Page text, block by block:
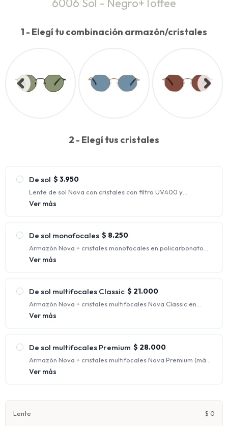
6006 Sol - Negro+Toffee
1 - Elegí tu combinación armazón/cristales
2 - Elegí tus cristales
De sol $ 3.950
Lente de sol Nova con cristales con filtro UV400 y
polarizados.
Ver más
De sol monofocales $ 8.250
Armazón Nova + cristales monofocales en policarbonato
con protección UV. (Rango de graduaciones incluidas:
Ver más
De sol multifocales Classic $ 21.000
Armazón Nova + cristales multifocales Nova Classic en
policarbonato con protección UV.
Ver más
De sol multifocales Premium $ 28.000
Armazón Nova + cristales multifocales Nova Premium (más
fino y liviano) en orgánico 1.67 con protección UV.
Ver más
Lente $ 0